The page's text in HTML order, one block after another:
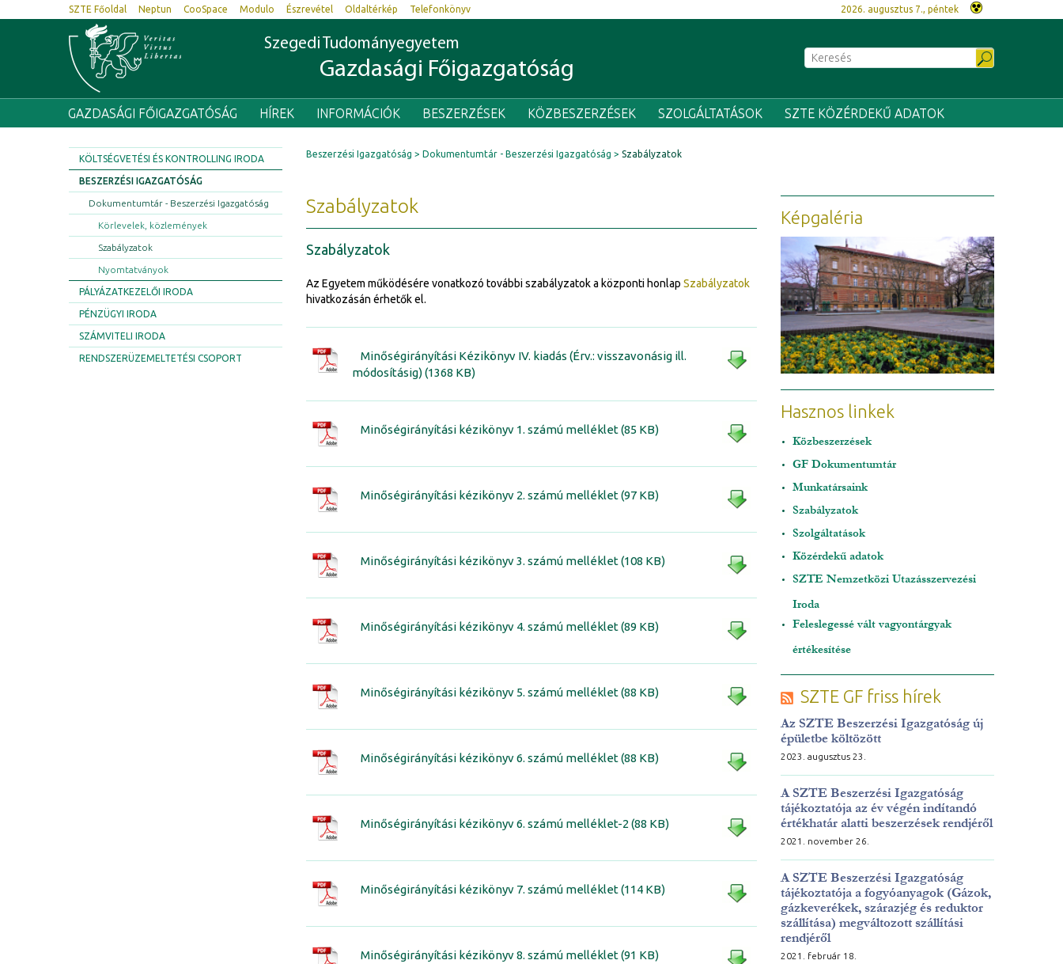
SZTE Főoldal Neptun CooSpace Modulo Észrevétel Oldaltérkép Telefonkönyv 2026. augusztus 7., péntek
Szegedi Tudományegyetem
Gazdasági Főigazgatóság
GAZDASÁGI FŐIGAZGATÓSÁG HÍREK INFORMÁCIÓK BESZERZÉSEK KÖZBESZERZÉSEK SZOLGÁLTATÁSOK SZTE KÖZÉRDEKŰ ADATOK
KÖLTSÉGVETÉSI ÉS KONTROLLING IRODA
BESZERZÉSI IGAZGATÓSÁG
Dokumentumtár - Beszerzési Igazgatóság
Körlevelek, közlemények
Szabályzatok
Nyomtatványok
PÁLYÁZATKEZELŐI IRODA
PÉNZÜGYI IRODA
SZÁMVITELI IRODA
RENDSZERÜZEMELTETÉSI CSOPORT
Beszerzési Igazgatóság Dokumentumtár - Beszerzési Igazgatóság Szabályzatok
Szabályzatok
Szabályzatok
Az Egyetem működésére vonatkozó további szabályzatok a központi honlap Szabályzatok
hivatkozásán érhetők el.
Minőségirányítási Kézikönyv IV. kiadás (Érv.: visszavonásig ill.
módosításig) (1368 KB)
Minőségirányítási kézikönyv 1. számú melléklet (85 KB)
Minőségirányítási kézikönyv 2. számú melléklet (97 KB)
Minőségirányítási kézikönyv 3. számú melléklet (108 KB)
Minőségirányítási kézikönyv 4. számú melléklet (89 KB)
Minőségirányítási kézikönyv 5. számú melléklet (88 KB)
Minőségirányítási kézikönyv 6. számú melléklet (88 KB)
Minőségirányítási kézikönyv 6. számú melléklet-2 (88 KB)
Minőségirányítási kézikönyv 7. számú melléklet (114 KB)
Minőségirányítási kézikönyv 8. számú melléklet (91 KB)
Képgaléria
Hasznos linkek
Közbeszerzések
GF Dokumentumtár
Munkatársaink
Szabályzatok
Szolgáltatások
Közérdekű adatok
SZTE Nemzetközi Utazásszervezési
Iroda
Feleslegessé vált vagyontárgyak
értékesítése
SZTE GF friss hírek
Az SZTE Beszerzési Igazgatóság új
épületbe költözött
2023. augusztus 23.
A SZTE Beszerzési Igazgatóság
tájékoztatója az év végén indítandó
értékhatár alatti beszerzések rendjéről
2021. november 26.
A SZTE Beszerzési Igazgatóság
tájékoztatója a fogyóanyagok (Gázok,
gázkeverékek, szárazjég és reduktor
szállítása) megváltozott szállítási
rendjéről
2021. február 18.